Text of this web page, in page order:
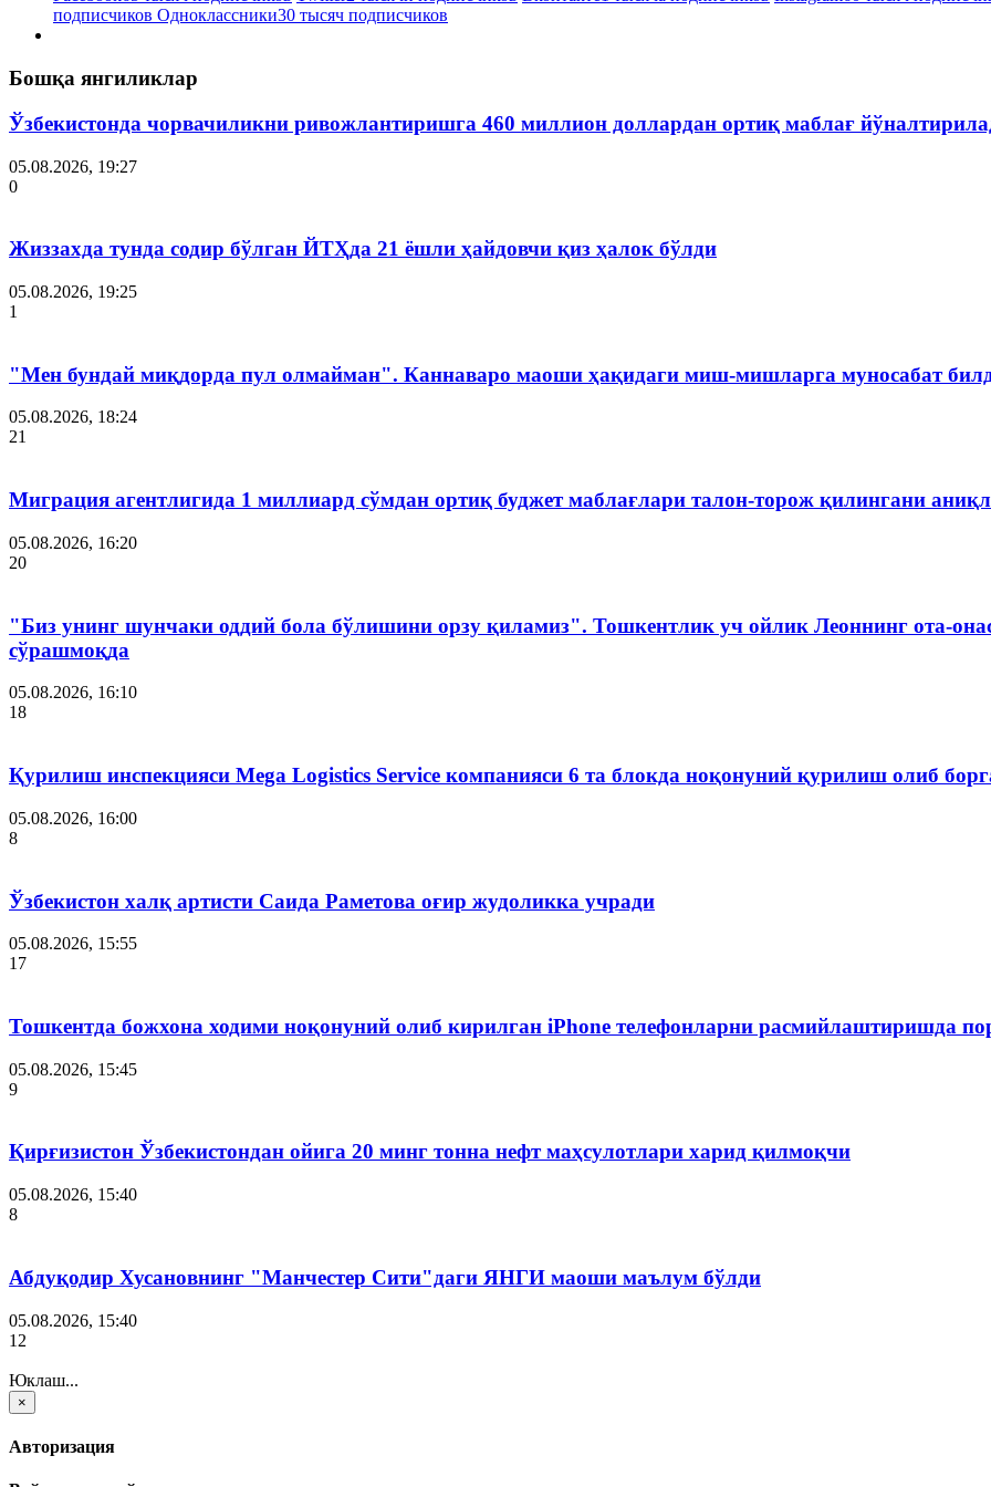
подписчиков Одноклассники30 тысяч подписчиков
Бошқа янгиликлар
Ўзбекистонда чорвачиликни ривожлантиришга 460 миллион доллардан ортиқ маблағ
05.08.2026, 19:27
0
Жиззахда тунда содир бўлган ЙТҲда 21 ёшли ҳайдовчи қиз ҳалок бўлди
05.08.2026, 19:25
1
"Мен бундай миқдорда пул олмайман". Каннаваро маоши ҳақидаги миш-мишларга муносабат
05.08.2026, 18:24
21
Миграция агентлигида 1 миллиард сўмдан ортиқ буджет маблағлари талон-торож қилингани
05.08.2026, 16:20
20
"Биз унинг шунчаки оддий бола бўлишини орзу қиламиз". Тошкентлик уч ойлик Леоннинг ота-
сўрашмоқда
05.08.2026, 16:10
18
Қурилиш инспекцияси Мega Logistics Service компанияси 6 та блокда ноқонуний қурилиш олиб
05.08.2026, 16:00
8
Ўзбекистон халқ артисти Саида Раметова оғир жудоликка учради
05.08.2026, 15:55
17
Тошкентда божхона ходими ноқонуний олиб кирилган iPhone телефонларни расмийлаштиришда
05.08.2026, 15:45
9
Қирғизистон Ўзбекистондан ойига 20 минг тонна нефт маҳсулотлари харид қилмоқчи
05.08.2026, 15:40
8
Абдуқодир Хусановнинг "Манчестер Сити"даги ЯНГИ маоши маълум бўлди
05.08.2026, 15:40
12
Юклаш...
×
Авторизация